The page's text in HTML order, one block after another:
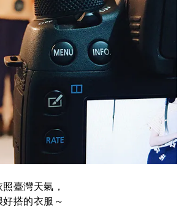
臺灣天氣，
搭的衣服～